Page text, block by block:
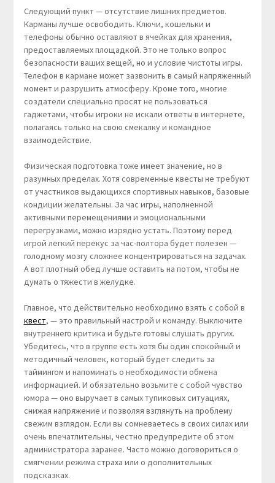
Следующий пункт — отсутствие лишних предметов.
Карманы лучше освободить. Ключи, кошельки и
телефоны обычно оставляют в ячейках для хранения,
предоставляемых площадкой. Это не только вопрос
безопасности ваших вещей, но и условие чистоты игры.
Телефон в кармане может зазвонить в самый напряженный
момент и разрушить атмосферу. Кроме того, многие
создатели специально просят не пользоваться
гаджетами, чтобы игроки не искали ответы в интернете,
полагаясь только на свою смекалку и командное
взаимодействие.
Физическая подготовка тоже имеет значение, но в
разумных пределах. Хотя современные квесты не требуют
от участников выдающихся спортивных навыков, базовые
кондиции желательны. За час игры, наполненной
активными перемещениями и эмоциональными
перегрузками, можно изрядно устать. Поэтому перед
игрой легкий перекус за час-полтора будет полезен —
голодному мозгу сложнее концентрироваться на задачах.
А вот плотный обед лучше оставить на потом, чтобы не
думать о тяжести в желудке.
Главное, что действительно необходимо взять с собой в
квест, — это правильный настрой и команду. Выключите
внутреннего критика и будьте готовы слушать других.
Убедитесь, что в группе есть хотя бы один спокойный и
методичный человек, который будет следить за
таймингом и напоминать о необходимости обмена
информацией. И обязательно возьмите с собой чувство
юмора — оно выручает в самых тупиковых ситуациях,
снижая напряжение и позволяя взглянуть на проблему
свежим взглядом. Если вы сомневаетесь в своих силах или
очень впечатлительны, честно предупредите об этом
администратора заранее. Часто можно договориться о
смягчении режима страха или о дополнительных
подсказках.